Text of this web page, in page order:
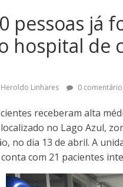
pessoas já
hospital de
Heroldo Linhares 0
receberam alta
no Lago Azul,
no dia 13 de abril. A
com 21 pacientes